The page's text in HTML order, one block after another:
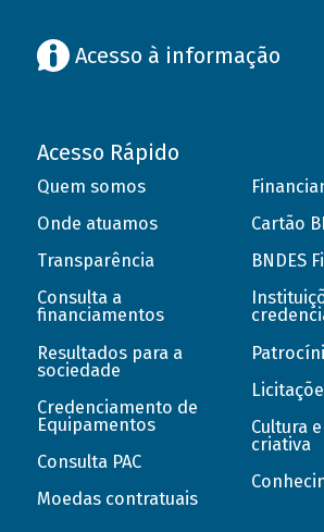
Acesso à informação
Acesso Rápido
Quem somos
Onde atuamos
Transparência
Consulta a
financiamentos
Resultados para a
sociedade
Credenciamento de
Equipamentos
Consulta PAC
Moedas contratuais
Cartão
BNDES
Cultura
criativa